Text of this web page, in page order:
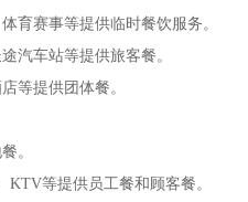
育赛事等提供临时餐饮服务。
汽车站等提供旅客餐。
等提供团体餐。
。
KTV等提供员工餐和顾客餐。